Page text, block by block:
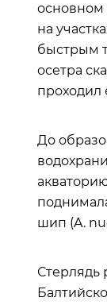
основном
на
быстрым
осетра
проходил
До
шип (A.
Стерлядь